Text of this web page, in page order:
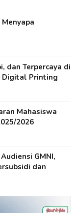
dan Terpercaya di
Digital Printing
Mahasiswa
2026
GMNI,
dan